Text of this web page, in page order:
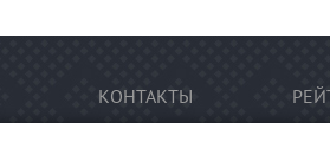
КОНТАКТЫ